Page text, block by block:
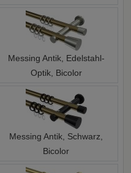
Messing Antik, Edelstahl-
Optik, Bicolor
Messing Antik, Schwarz,
Bicolor